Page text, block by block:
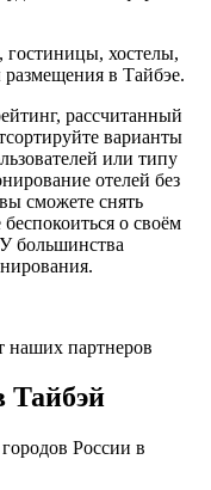
гостиницы, хостелы,
в Тайбэе.
рассчитанный
варианты
или типу
отелей без
сможете снять
о своём
большинства
наших партнеров
Тайбэй
России в